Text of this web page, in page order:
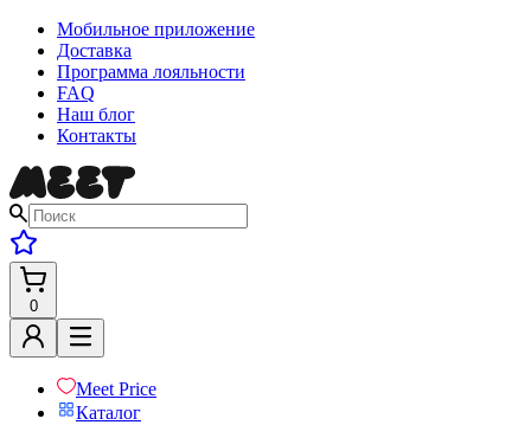
Мобильное приложение
Доставка
Программа лояльности
FAQ
Наш блог
Контакты
0
Meet Price
Каталог